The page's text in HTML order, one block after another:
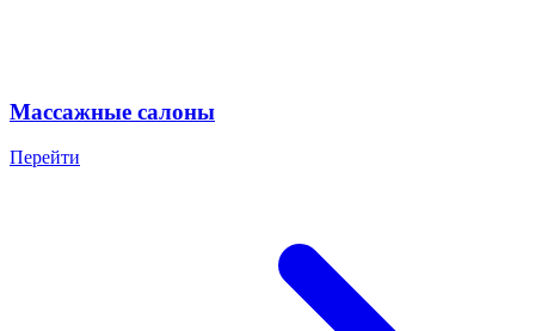
Массажные салоны
Перейти